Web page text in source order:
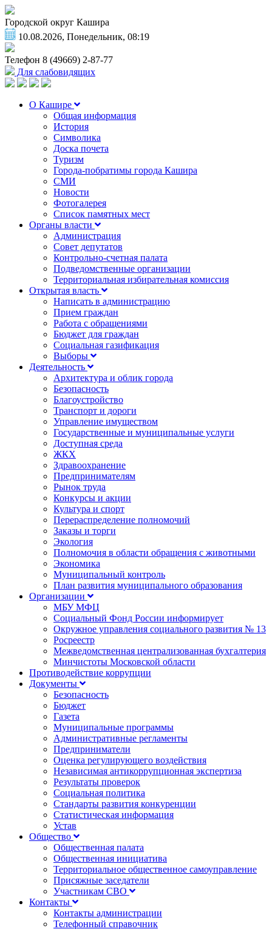
Городской округ Кашира
10.08.2026, Понедельник, 08:19
Телефон 8 (49669) 2-87-77
Для слабовидящих
О Кашире
Общая информация
История
Символика
Доска почета
Туризм
Города-побратимы города Кашира
СМИ
Новости
Фотогалерея
Список памятных мест
Органы власти
Администрация
Совет депутатов
Контрольно-счетная палата
Подведомственные организации
Территориальная избирательная комиссия
Открытая власть
Написать в администрацию
Прием граждан
Работа с обращениями
Бюджет для граждан
Социальная газификация
Выборы
Деятельность
Архитектура и облик города
Безопасность
Благоустройство
Транспорт и дороги
Управление имуществом
Государственные и муниципальные услуги
Доступная среда
ЖКХ
Здравоохранение
Предпринимателям
Рынок труда
Конкурсы и акции
Культура и спорт
Перераспределение полномочий
Заказы и торги
Экология
Полномочия в области обращения с животными
Экономика
Муниципальный контроль
План развития муниципального образования
Организации
МБУ МФЦ
Социальный Фонд России информирует
Окружное управления социального развития № 13
Росреестр
Межведомственная централизованная бухгалтерия
Минчистоты Московской области
Противодействие коррупции
Документы
Безопасность
Бюджет
Газета
Муниципальные программы
Административные регламенты
Предприниматели
Оценка регулирующего воздействия
Независимая антикоррупционная экспертиза
Результаты проверок
Социальная политика
Стандарты развития конкуренции
Статистическая информация
Устав
Общество
Общественная палата
Общественная инициатива
Территориальное общественное самоуправление
Присяжные заседатели
Участникам СВО
Контакты
Контакты администрации
Телефонный справочник